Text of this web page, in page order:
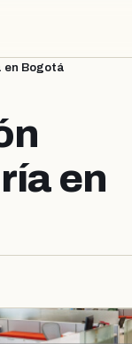
Bogotá
en